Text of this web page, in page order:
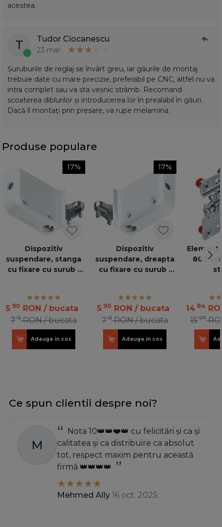
acestea.
T Tudor Ciocanescu
23 mar.
Șuruburile de reglaj se învârt greu, iar găurile de montaj
trebuie date cu mare precizie, preferabil pe CNC, altfel nu va
intra complet sau va sta veșnic strâmb. Recomand
scoaterea diblurilor și introducerea lor în prealabil în găuri.
Dacă îl montați prin presare, va rupe melamina.
Produse populare
17%
Dispozitiv
suspendare, stanga
cu fixare cu surub -
5 90 RON / bucata
711 RON / bucata
Adauga in cos
17%
Dispozitiv
suspendare, dreapta
cu fixare cu surub -
5 90 RON / bucata
711 RON / bucata
Adauga in cos
Element
807
14 84
1577
Ce spun clientii despre noi?
M
Nota 10👑👑❤️👑 cu felicitări și ca și
calitatea și ca distribuire ca absolut
tot, respect maxim pentru această
firmă 👑👑👑👑
Mehmed Ally 16 oct. 2025